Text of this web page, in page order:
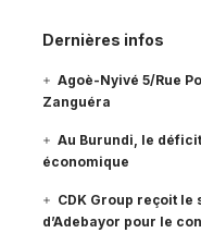
Dernières infos
Agoè-Nyivé 5/Rue
Zanguéra
Au Burundi, le
économique
CDK Group reçoit le
d’Adebayor pour le